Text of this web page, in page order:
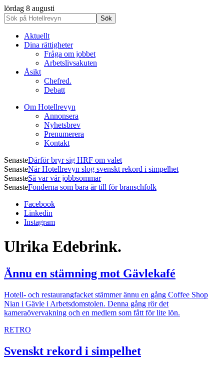
lördag 8 augusti
Aktuellt
Dina rättigheter
Fråga om jobbet
Arbetslivsakuten
Åsikt
Chefred.
Debatt
Om Hotellrevyn
Annonsera
Nyhetsbrev
Prenumerera
Kontakt
SenasteDärför bryr sig HRF om valet
SenasteNär Hotellrevyn slog svenskt rekord i simpelhet
SenasteSå var vår jobbsommar
SenasteFonderna som bara är till för branschfolk
Facebook
Linkedin
Instagram
Ulrika Edebrink.
Ännu en stämning mot Gävlekafé
Hotell- och restaurangfacket stämmer ännu en gång Coffee Shop
Nian i Gävle i Arbetsdomstolen. Denna gång rör det
kameraövervakning och en medlem som fått för lite lön.
RETRO
Svenskt rekord i simpelhet